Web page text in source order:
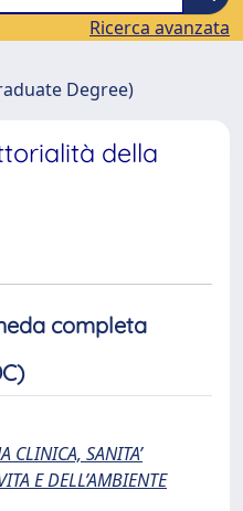
Ricerca avanzata
Degree)
della
completa
CLINICA, SANITA’
E DELL’AMBIENTE